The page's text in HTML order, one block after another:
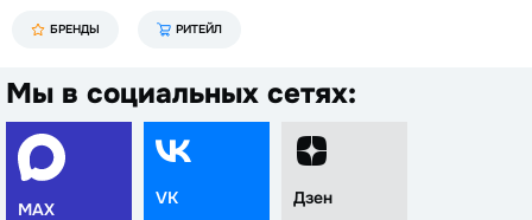
БРЕНДЫ РИТЕЙЛ
Мы в социальных сетях:
MAX
VK Дзен